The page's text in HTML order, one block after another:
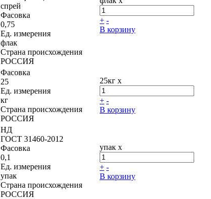
спрей
Фасовка
0,75
Ед. измерения
флак
Страна происхождения
РОССИЯ
+ -
В корзину
Фасовка
25
Ед. измерения
кг
Страна происхождения
РОССИЯ
25кг x
+ -
В корзину
НД
ГОСТ 31460-2012
Фасовка
0,1
Ед. измерения
упак
Страна происхождения
РОССИЯ
упак x
+ -
В корзину